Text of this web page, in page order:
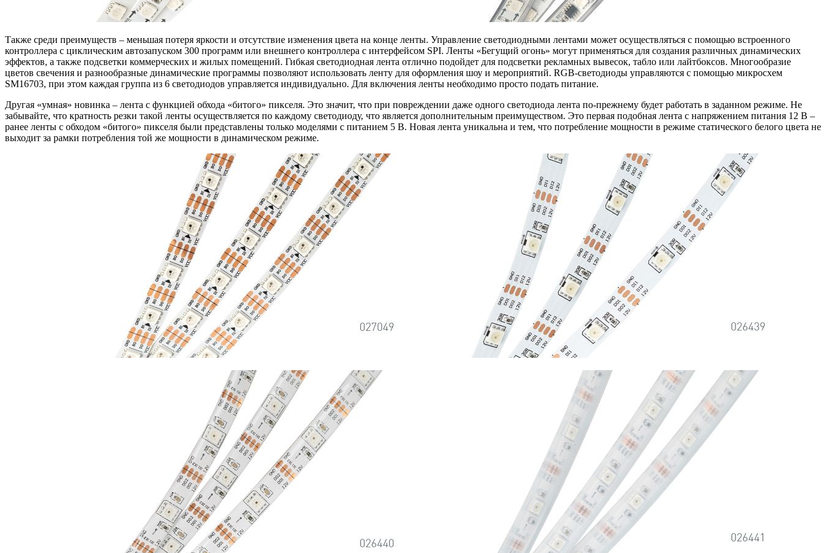
Также среди преимуществ – меньшая потеря яркости и отсутствие изменения цвета на конце ленты. Управление светодиодными лентами может осуществляться с помощью встроенного
контроллера с циклическим автозапуском 300 программ или внешнего контроллера с интерфейсом SPI. Ленты «Бегущий огонь» могут применяться для создания различных динамических
эффектов, а также подсветки коммерческих и жилых помещений. Гибкая светодиодная лента отлично подойдет для подсветки рекламных вывесок, табло или лайтбоксов. Многообразие
цветов свечения и разнообразные динамические программы позволяют использовать ленту для оформления шоу и мероприятий. RGB-светодиоды управляются с помощью микросхем
SM16703, при этом каждая группа из 6 светодиодов управляется индивидуально. Для включения ленты необходимо просто подать питание.
Другая «умная» новинка – лента с функцией обхода «битого» пикселя. Это значит, что при повреждении даже одного светодиода лента по-прежнему будет работать в заданном режиме. Не
забывайте, что кратность резки такой ленты осуществляется по каждому светодиоду, что является дополнительным преимуществом. Это первая подобная лента с напряжением питания 12 В –
ранее ленты с обходом «битого» пикселя были представлены только моделями с питанием 5 В. Новая лента уникальна и тем, что потребление мощности в режиме статического белого цвета не
выходит за рамки потребления той же мощности в динамическом режиме.